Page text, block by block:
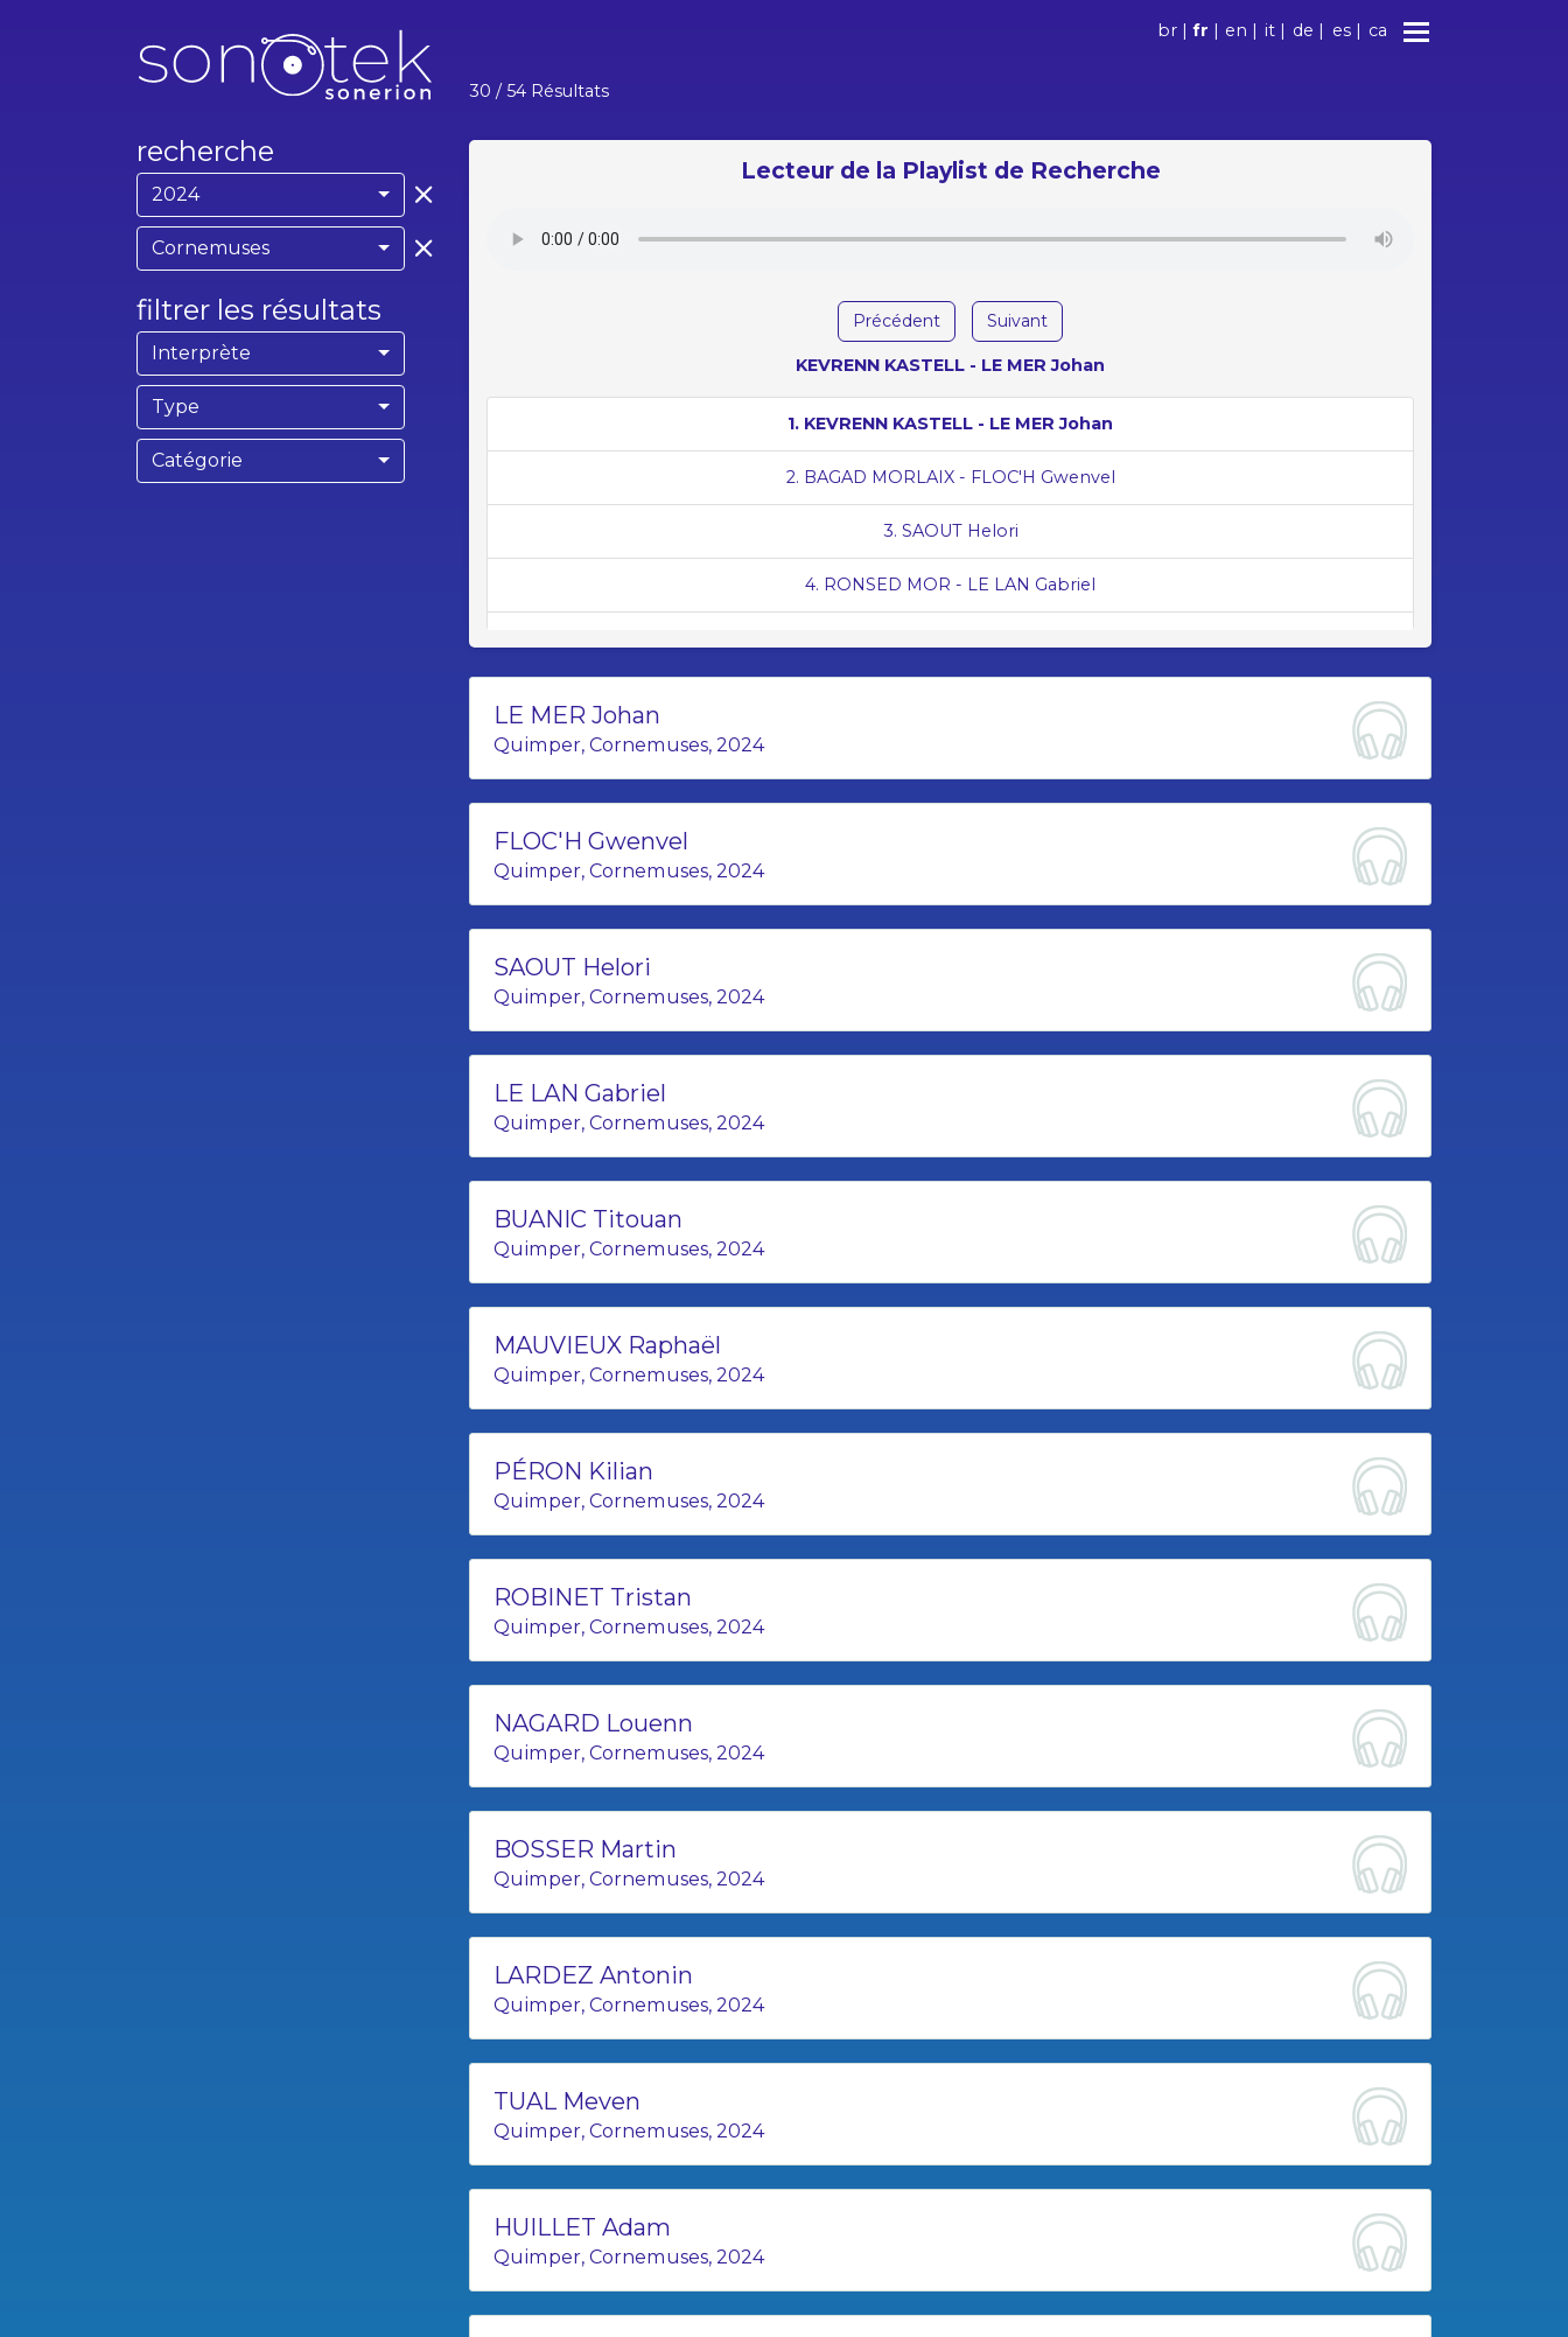
recherche
2024
Cornemuses
filtrer les résultats
Interprète
Type
Catégorie
br | fr | en | it | de | es | ca
30 / 54 Résultats
Lecteur de la Playlist de Recherche
Précédent Suivant
KEVRENN KASTELL - LE MER Johan
1. KEVRENN KASTELL - LE MER Johan
2. BAGAD MORLAIX - FLOC'H Gwenvel
3. SAOUT Helori
4. RONSED MOR - LE LAN Gabriel
8. MELINERION VANNES - ROBINET Tristan
10. BAGAD KORNOG - BOSSER Martin
14. CESSON SEVIGNE - PENNANGUER Louen
17. CAP CAVAL - HAMON Islay
24. PLOUGASTELL - PICHON Jean
27. BRIEG - COLIN Bily
LE MER Johan
Quimper, Cornemuses, 2024
FLOC'H Gwenvel
Quimper, Cornemuses, 2024
SAOUT Helori
Quimper, Cornemuses, 2024
LE LAN Gabriel
Quimper, Cornemuses, 2024
BUANIC Titouan
Quimper, Cornemuses, 2024
MAUVIEUX Raphaël
Quimper, Cornemuses, 2024
PÉRON Kilian
Quimper, Cornemuses, 2024
ROBINET Tristan
Quimper, Cornemuses, 2024
NAGARD Louenn
Quimper, Cornemuses, 2024
BOSSER Martin
Quimper, Cornemuses, 2024
LARDEZ Antonin
Quimper, Cornemuses, 2024
TUAL Meven
Quimper, Cornemuses, 2024
HUILLET Adam
Quimper, Cornemuses, 2024